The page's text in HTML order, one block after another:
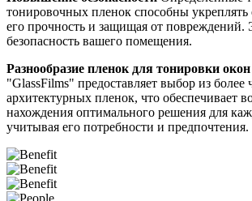
тонировочных пленок способны
его прочность и защищая от повреждений.
безопасность вашего помещения.
Разнообразие пленок для тонировки окон
"GlassFilms" предоставляет выбор из более
архитектурных пленок, что обеспечивает
нахождения оптимального решения для
учитывая его потребности и предпочтения.